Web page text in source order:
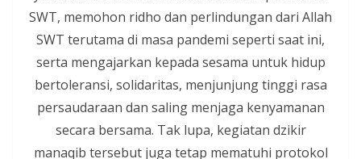
SWT, memohon ridho dan perlindungan dari Allah
SWT terutama di masa pandemi seperti saat ini,
serta mengajarkan kepada sesama untuk hidup
bertoleransi, solidaritas, menjunjung tinggi rasa
persaudaraan dan saling menjaga kenyamanan
secara bersama. Tak lupa, kegiatan dzikir
manaqib tersebut juga tetap mematuhi protokol